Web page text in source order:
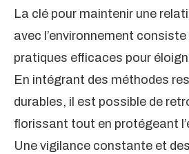
La clé pour maintenir une
avec l’environnement
pratiques efficaces pour
En intégrant des méthodes
durables, il est possible de
florissant tout en protégeant
Une vigilance constante et